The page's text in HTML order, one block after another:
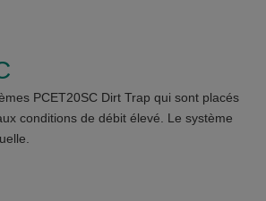
PCET20SC Dirt Trap qui sont placés
conditions de débit élevé. Le système